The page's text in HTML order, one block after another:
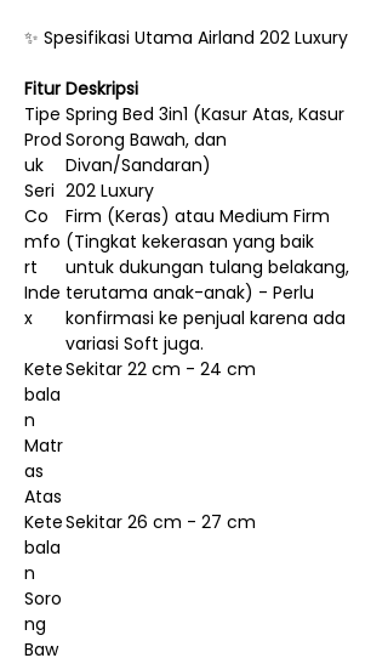
✨ Spesifikasi Utama Airland 202 Luxury
Fitur Deskripsi
Tipe
Prod
uk
Spring Bed 3in1 (Kasur Atas, Kasur
Sorong Bawah, dan
Divan/Sandaran)
Seri 202 Luxury
Co
mfo
rt
Inde
x
Firm (Keras) atau Medium Firm
(Tingkat kekerasan yang baik
untuk dukungan tulang belakang,
terutama anak-anak) - Perlu
konfirmasi ke penjual karena ada
variasi Soft juga.
Kete
bala
n
Matr
as
Atas
Sekitar 22 cm - 24 cm
Kete
bala
n
Soro
ng
Baw
Sekitar 26 cm - 27 cm